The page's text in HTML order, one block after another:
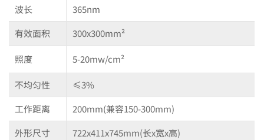
波长
365nm
有效面积
300x300mm²
照度 5-20mw/cm²
不均匀性
≤3%
工作距离
200mm(兼容150-300mm)
外形尺寸
722x411x745mm(长x宽x高)